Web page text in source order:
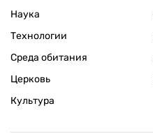
Наука
Технологии
Среда обитания
Церковь
Культура